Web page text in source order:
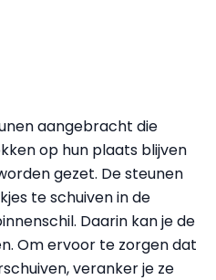
aangebracht die
op hun plaats blijven
gezet. De steunen
te schuiven in de
Daarin kan je de
Om ervoor te zorgen dat
veranker je ze